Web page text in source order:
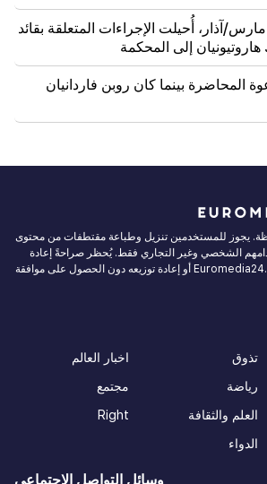
آذار، أُحيلت الإجراءات المتعلقة بقائد
إلى المحكمة
بينما كان روبن فاردانيان
يجوز للمستخدمين تنزيل وطباعة مقتطفات من محتوى
الشخصي وغير التجاري فقط. يُحظر صراحةً إعادة
نشر محتوى Euromedia24.com أو إعادة توزيعه دون الحصول على موافقة
تذوق
رياضة
العلم والثقافة
الدواء
اخبار العالم
مجتمع
Right
وسائل التواصل الاجتماعي